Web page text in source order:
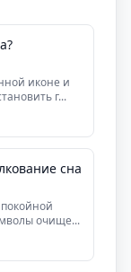
иконе и
г...
сна
очище...